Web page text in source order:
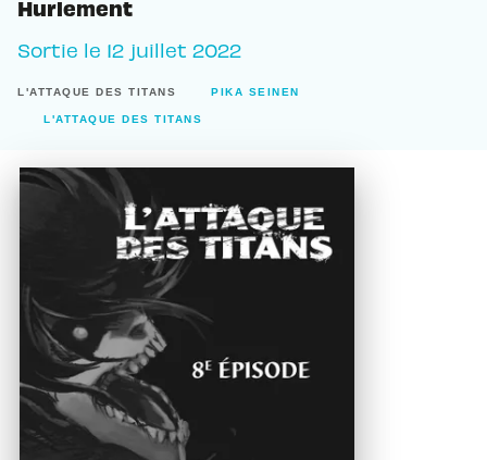
Hurlement
Sortie le 12 juillet 2022
L'ATTAQUE DES TITANS PIKA SEINEN
L'ATTAQUE DES TITANS